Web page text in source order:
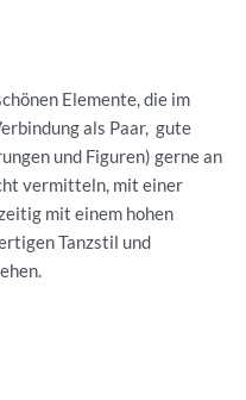
Elemente, die im
als Paar, gute
und Figuren) gerne an
vermitteln, mit einer
mit einem hohen
Tanzstil und